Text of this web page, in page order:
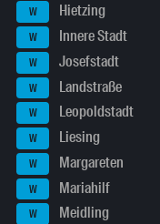
W Hietzing
W Innere Stadt
W Josefstadt
W Landstraße
W Leopoldstadt
W Liesing
W Margareten
W Mariahilf
W Meidling